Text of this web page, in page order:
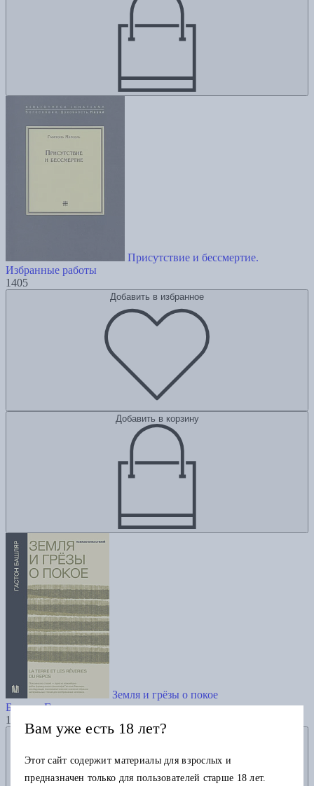
Присутствие и бессмертие.
Избранные работы
1405
Добавить в избранное
Добавить в корзину
Земля и грёзы о покое
Башляр Г.
1000
Добавить в избранное
Вам уже есть 18 лет?
Этот сайт содержит материалы для взрослых и
предназначен только для пользователей старше 18 лет.